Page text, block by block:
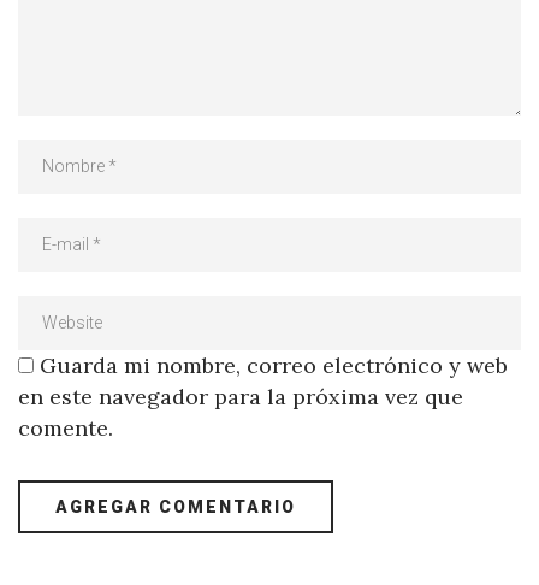
Guarda mi nombre, correo electrónico y web
en este navegador para la próxima vez que
comente.